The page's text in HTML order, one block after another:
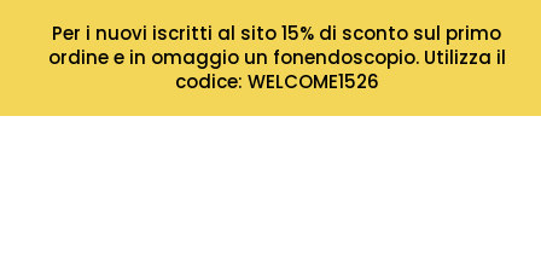
Per i nuovi iscritti al sito 15% di sconto sul primo
ordine e in omaggio un fonendoscopio. Utilizza il
codice: WELCOME1526